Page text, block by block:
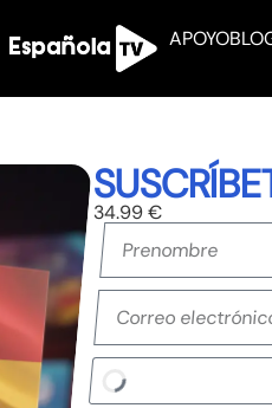
APOYO
34.99 €